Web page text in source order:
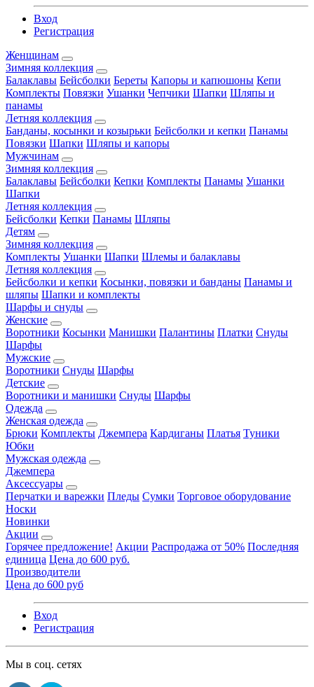
Вход
Регистрация
Женщинам
Зимняя коллекция
Балаклавы Бейсболки Береты Капоры и капюшоны Кепи
Комплекты Повязки Ушанки Чепчики Шапки Шляпы и
панамы
Летняя коллекция
Банданы, косынки и козырьки Бейсболки и кепки Панамы
Повязки Шапки Шляпы и капоры
Мужчинам
Зимняя коллекция
Балаклавы Бейсболки Кепки Комплекты Панамы Ушанки
Шапки
Летняя коллекция
Бейсболки Кепки Панамы Шляпы
Детям
Зимняя коллекция
Комплекты Ушанки Шапки Шлемы и балаклавы
Летняя коллекция
Бейсболки и кепки Косынки, повязки и банданы Панамы и
шляпы Шапки и комплекты
Шарфы и снуды
Женские
Воротники Косынки Манишки Палантины Платки Снуды
Шарфы
Мужские
Воротники Снуды Шарфы
Детские
Воротники и манишки Снуды Шарфы
Одежда
Женская одежда
Брюки Комплекты Джемпера Кардиганы Платья Туники
Юбки
Мужская одежда
Джемпера
Аксессуары
Перчатки и варежки Пледы Сумки Торговое оборудование
Носки
Новинки
Акции
Горячее предложение! Акции Распродажа от 50% Последняя
единица Цена до 600 руб.
Производители
Цена до 600 руб
Вход
Регистрация
Мы в соц. сетях